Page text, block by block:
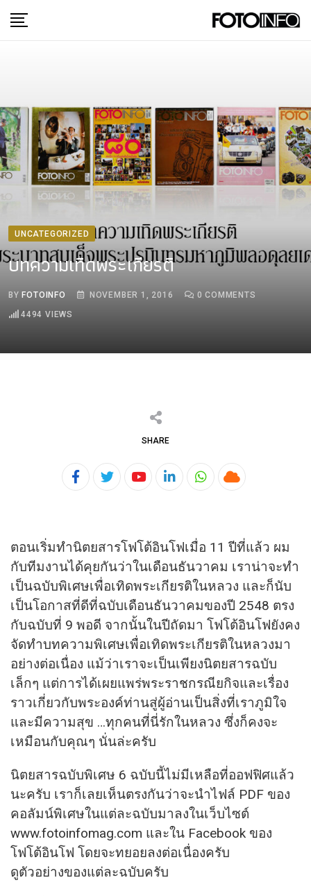
to
UNCATEGORIZED
บทความเทิดพระเกียรติ
BYFOTOINFO NOVEMBER 1, 2016 0 COMMENTS
4494 VIEWS
SHARE
YoutubeLinkedInWhatsapp
Cloud
ตอนเริ่มทำนิตยสารโฟโต้อินโฟเมื่อ 11 ปีที่แล้ว ผม
กับทีมงานได้คุยกันว่าในเดือนธันวาคม เราน่าจะทำ
เป็นฉบับพิเศษเพื่อเทิดพระเกียรติในหลวง และก็นับ
เป็นโอกาสที่ดีที่ฉบับเดือนธันวาคมของปี 2548 ตรง
กับฉบับที่ 9 พอดี จากนั้นในปีถัดมา โฟโต้อินโฟยังคง
จัดทำบทความพิเศษเพื่อเทิดพระเกียรติในหลวงมา
อย่างต่อเนื่อง แม้ว่าเราจะเป็นเพียงนิตยสารฉบับ
เล็กๆ แต่การได้เผยแพร่พระราชกรณียกิจและเรื่อง
ราวเกี่ยวกับพระองค์ท่านสู่ผู้อ่านเป็นสิ่งที่เราภูมิใจ
และมีความสุข …ทุกคนที่นี่รักในหลวง ซึ่งก็คงจะ
เหมือนกับคุณๆ นั่นล่ะครับ
นิตยสารฉบับพิเศษ 6 ฉบับนี้ไม่มีเหลือที่ออฟฟิศแล้ว
นะครับ เราก็เลยเห็นตรงกันว่าจะนำไฟล์ PDF ของ
คอลัมน์พิเศษในแต่ละฉบับมาลงในเว็บไซต์
www.fotoinfomag.com และใน Facebook ของ
โฟโต้อินโฟ โดยจะทยอยลงต่อเนื่องครับ
ดูตัวอย่างของแต่ละฉบับครับ